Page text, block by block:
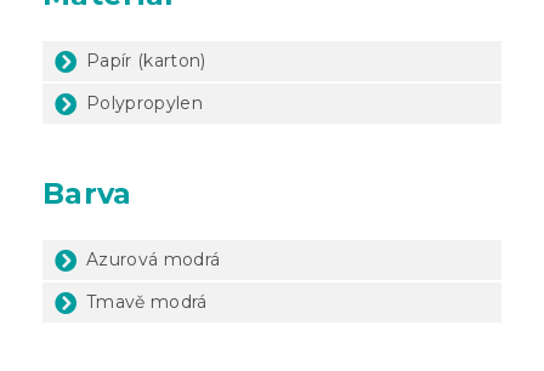
Papír (karton)
Polypropylen
Barva
Azurová modrá
Tmavě modrá